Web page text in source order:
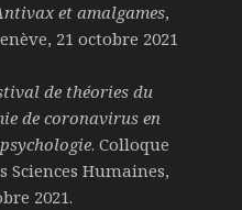
et amalgames,
21 octobre 2021
de théories du
de coronavirus en
. Colloque
Sciences Humaines,
2021.